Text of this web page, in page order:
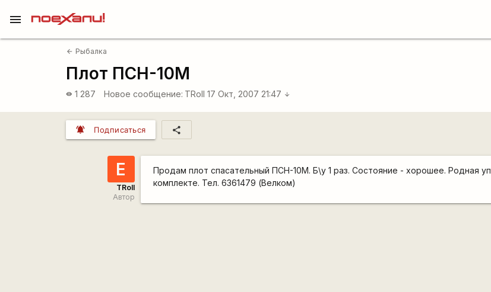
menu
arrow_back Рыбалка
Плот ПСН-10М
visibility 1 287 Новое сообщение: TRoll 17 Окт, 2007 21:47 arrow_downward
notifications_active Подписаться share
Е
TRoll
Автор
Продам плот спасательный ПСН-10М. Б\у 1 раз. Состояние - хорошее. Родная
комплекте. Тел. 6361479 (Велком)